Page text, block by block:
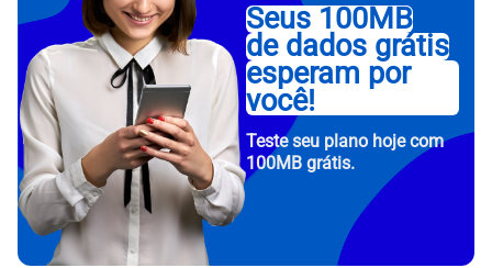
Seus 100MB
de dados grátis
esperam por
você!
Teste seu plano hoje com
100MB grátis.